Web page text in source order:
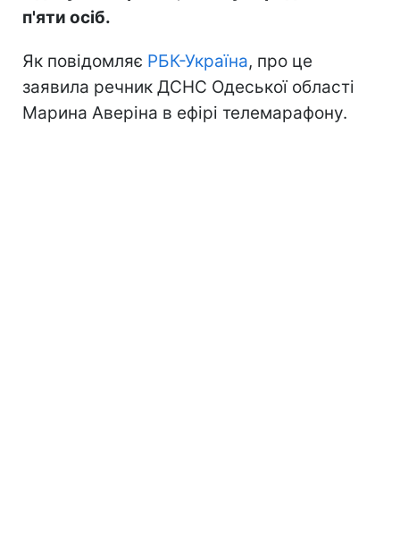
п'яти осіб.
Як повідомляє РБК-Україна, про це
заявила речник ДСНС Одеської області
Марина Аверіна в ефірі телемарафону.